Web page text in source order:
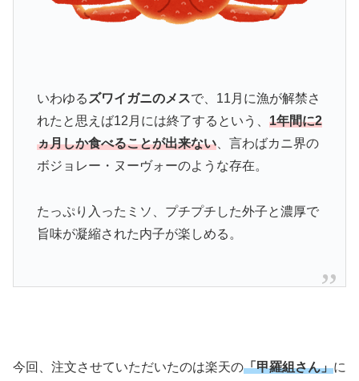
いわゆる ズワイガニのメスで、11月に漁が解禁さ
れたと思えば12月には終了するという、 1年間に2
ヵ月しか食べることが出来ない、言わばカニ界の
ボジョレー・ヌーヴォーのような存在。
たっぷり入ったミソ、プチプチした外子と濃厚で
旨味が凝縮された内子が楽しめる。
今回、注文させていただいたのは楽天の「甲羅組さん」に